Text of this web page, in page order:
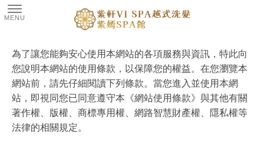
為了讓您能夠安心使用本網站的各項服務與資訊，特此向
您說明本網站的使用條款，以保障您的權益。在您瀏覽本
網站前，請先仔細閱讀下列條款。當您進入並使用本網
站，即視同您已同意遵守本《網站使用條款》與其他有關
著作權、版權、商標專用權、網路智慧財產權、隱私權等
法律的相關規定。